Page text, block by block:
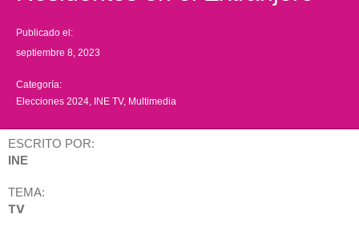
Publicado el:
septiembre 8, 2023
Categoría:
Elecciones 2024 INE TV, Multimedia
ESCRITO POR:
INE
TEMA:
TV